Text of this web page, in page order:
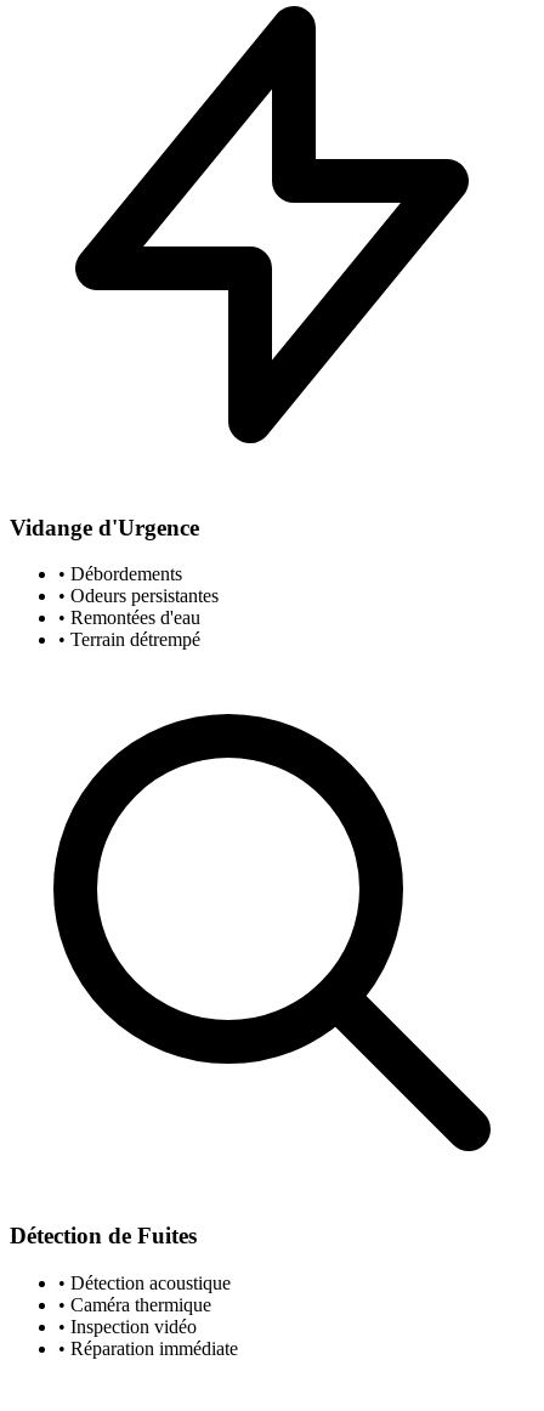
Vidange d'Urgence
• Débordements
• Odeurs persistantes
• Remontées d'eau
• Terrain détrempé
Détection de Fuites
• Détection acoustique
• Caméra thermique
• Inspection vidéo
• Réparation immédiate